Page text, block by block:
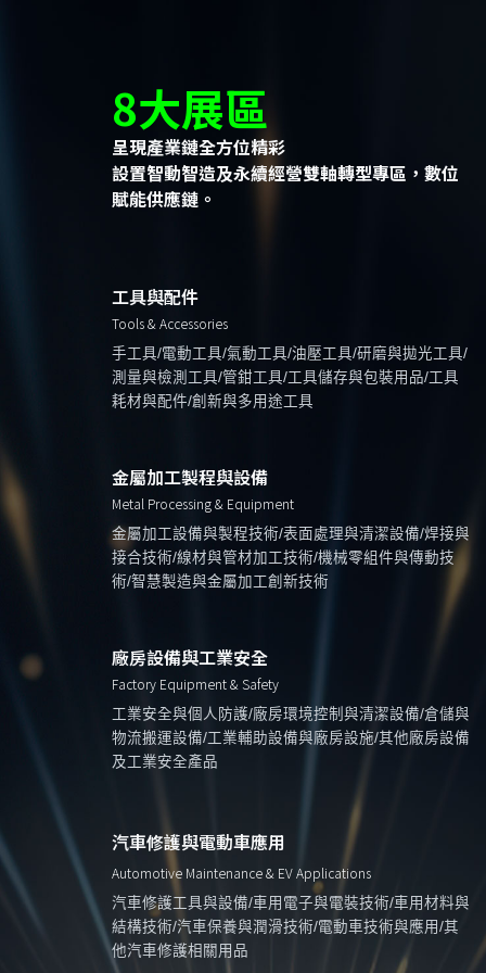
8大展區
呈現產業鏈全方位精彩
設置智動智造及永續經營雙軸轉型專區，數位
賦能供應鏈。
工具與配件
Tools & Accessories
手工具/電動工具/氣動工具/油壓工具/研磨與拋光工具/
測量與檢測工具/管鉗工具/工具儲存與包裝用品/工具
耗材與配件/創新與多用途工具
金屬加工製程與設備
Metal Processing & Equipment
金屬加工設備與製程技術/表面處理與清潔設備/焊接與
接合技術/線材與管材加工技術/機械零組件與傳動技
術/智慧製造與金屬加工創新技術
廠房設備與工業安全
Factory Equipment & Safety
工業安全與個人防護/廠房環境控制與清潔設備/倉儲與
物流搬運設備/工業輔助設備與廠房設施/其他廠房設備
及工業安全產品
汽車修護與電動車應用
Automotive Maintenance & EV Applications
汽車修護工具與設備/車用電子與電裝技術/車用材料與
結構技術/汽車保養與潤滑技術/電動車技術與應用/其
他汽車修護相關用品